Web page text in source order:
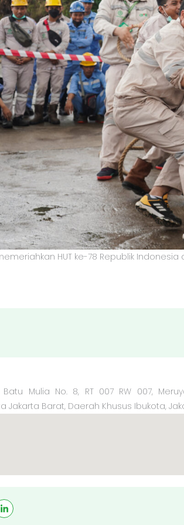
HUT ke-78 Republik Indonesia
Batu Mulia No. 8, RT 007 RW 007,
Jakarta Barat, Daerah Khusus Ibukota,